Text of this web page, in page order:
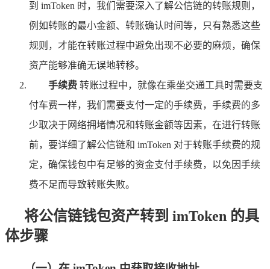
到 imToken 时，我们需要深入了解公信链的转账规则，
例如转账的最小金额、转账确认时间等，只有熟悉这些
规则，才能在转账过程中避免出现不必要的麻烦，确保
资产能够准确无误地转移。
手续费 转账过程中，就像在乘坐交通工具时需要支
付车费一样，我们需要支付一定的手续费，手续费的多
少取决于网络拥堵情况和转账金额等因素，在进行转账
前，要详细了解公信链和 imToken 对于转账手续费的规
定，确保钱包中有足够的资金支付手续费，以免因手续
费不足而导致转账失败。
将公信链钱包资产转到 imToken 的具
体步骤